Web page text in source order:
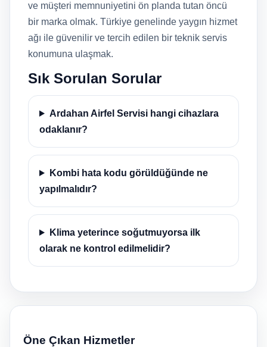
ve müşteri memnuniyetini ön planda tutan öncü
bir marka olmak. Türkiye genelinde yaygın hizmet
ağı ile güvenilir ve tercih edilen bir teknik servis
konumuna ulaşmak.
Sık Sorulan Sorular
Ardahan Airfel Servisi hangi cihazlara
odaklanır?
Kombi hata kodu görüldüğünde ne
yapılmalıdır?
Klima yeterince soğutmuyorsa ilk
olarak ne kontrol edilmelidir?
Öne Çıkan Hizmetler